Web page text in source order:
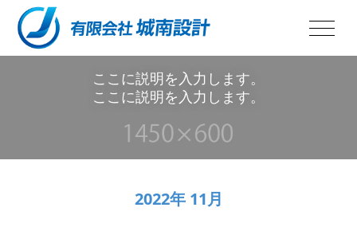
ここに説明を入力します。
ここに説明を入力します。
2022年 11月